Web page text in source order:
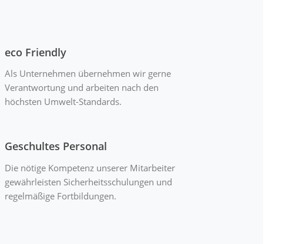
eco Friendly
Als Unternehmen übernehmen wir gerne
Verantwortung und arbeiten nach den
höchsten Umwelt-Standards.
Geschultes Personal
Die nötige Kompetenz unserer Mitarbeiter
gewährleisten Sicherheitsschulungen und
regelmäßige Fortbildungen.